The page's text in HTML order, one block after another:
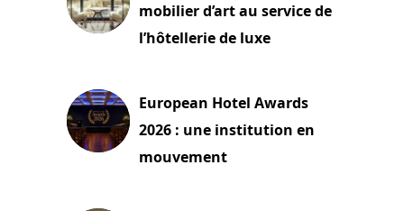
mobilier d’art au service de
l’hôtellerie de luxe
European Hotel Awards
2026 : une institution en
mouvement